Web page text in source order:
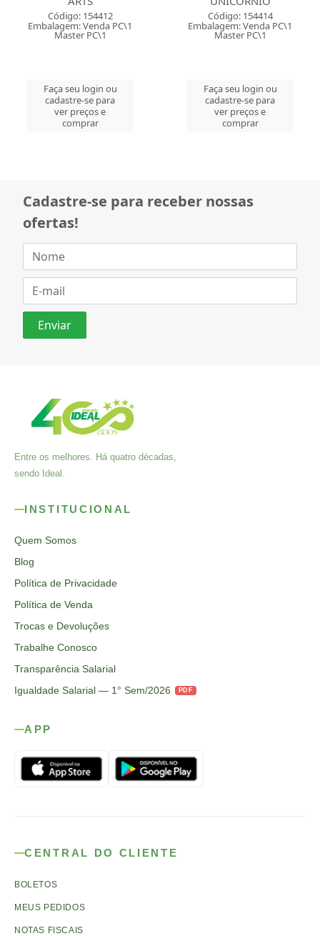
Código: 154412
Embalagem: Venda PC\1
Master PC\1
Faça seu login ou
cadastre-se para
ver preços e
comprar
Código: 154414
Embalagem: Venda PC\1
Master PC\1
Faça seu login ou
cadastre-se para
ver preços e
comprar
Cadastre-se para receber nossas
ofertas!
Entre os melhores. Há quatro décadas,
sendo Ideal.
INSTITUCIONAL
Quem Somos
Blog
Política de Privacidade
Política de Venda
Trocas e Devoluções
Trabalhe Conosco
Transparência Salarial
Igualdade Salarial — 1° Sem/2026
PDF
APP
CENTRAL DO CLIENTE
BOLETOS
MEUS PEDIDOS
NOTAS FISCAIS